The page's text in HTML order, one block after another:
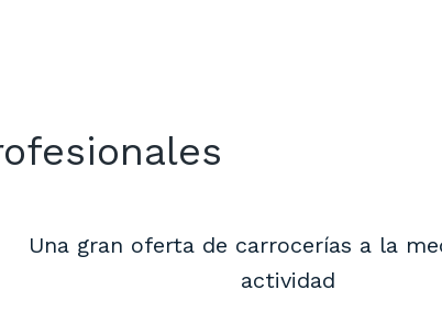
Una gran oferta de carrocerías a la
actividad